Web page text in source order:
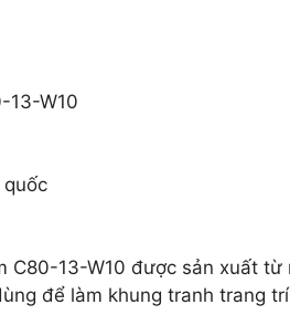
13-W10
C80-13-W10 được sản xuất từ
để làm khung tranh trang